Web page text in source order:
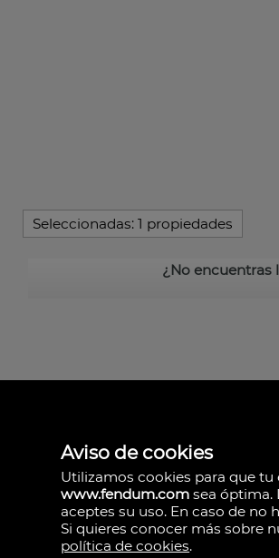
Seleccionadas: 1 propiedades
¿No encuentras
Aviso de cookies
Utilizamos cookies para que
www.fendum.com sea óptima.
aceptes su uso. En caso de no
Si quieres conocer más sobre
política de cookies.